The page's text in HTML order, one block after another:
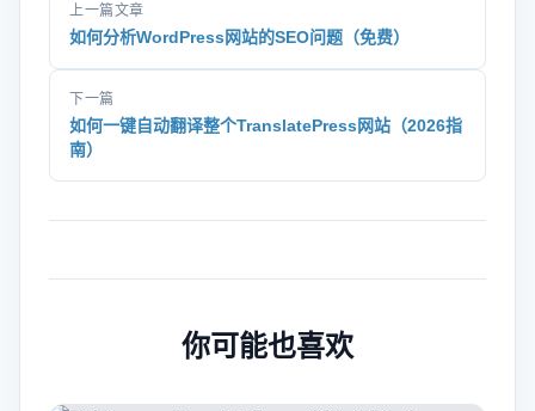
上一篇文章
如何分析WordPress网站的SEO问题（免费）
下一篇
如何一键自动翻译整个TranslatePress网站（2026指
南）
你可能也喜欢